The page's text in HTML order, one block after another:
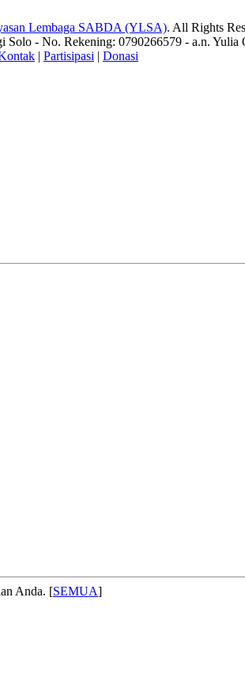
Lembaga SABDA (YLSA). All Rights
Solo - No. Rekening: 0790266579 - a.n. Yulia
| Partisipasi | Donasi
Anda. [SEMUA]